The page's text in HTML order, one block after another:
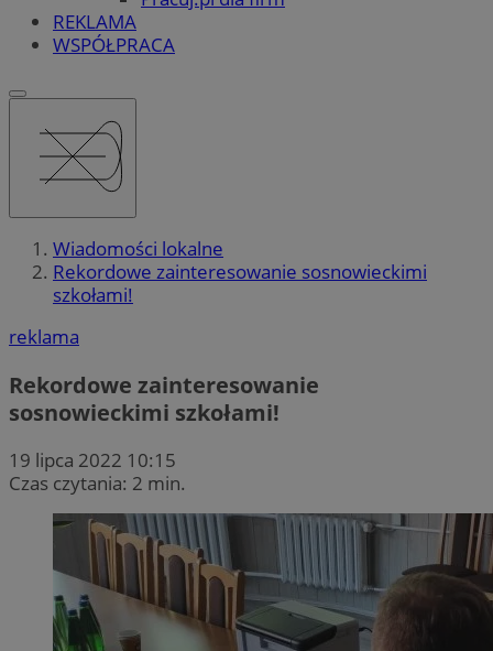
REKLAMA
WSPÓŁPRACA
Wiadomości lokalne
Rekordowe zainteresowanie sosnowieckimi
szkołami!
reklama
Rekordowe zainteresowanie
sosnowieckimi szkołami!
19 lipca 2022 10:15
Czas czytania: 2 min.